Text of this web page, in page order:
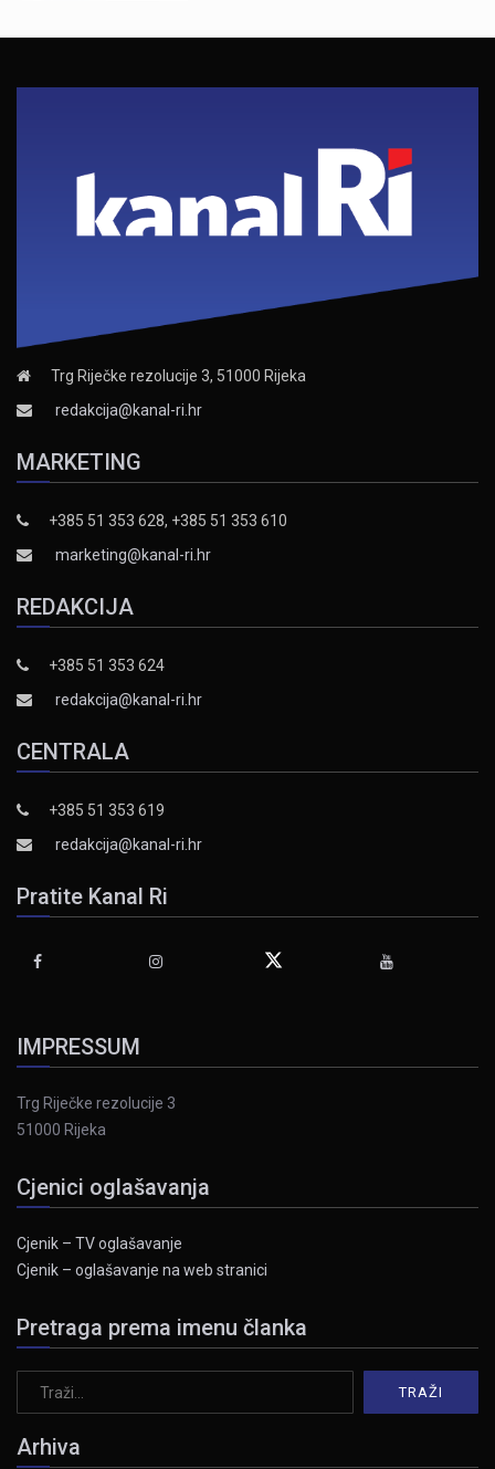
Trg Riječke rezolucije 3, 51000 Rijeka
redakcija@kanal-ri.hr
MARKETING
+385 51 353 628, +385 51 353 610
marketing@kanal-ri.hr
REDAKCIJA
+385 51 353 624
redakcija@kanal-ri.hr
CENTRALA
+385 51 353 619
redakcija@kanal-ri.hr
Pratite Kanal Ri
IMPRESSUM
Trg Riječke rezolucije 3
51000 Rijeka
Cjenici oglašavanja
Cjenik – TV oglašavanje
Cjenik – oglašavanje na web stranici
Pretraga prema imenu članka
Arhiva